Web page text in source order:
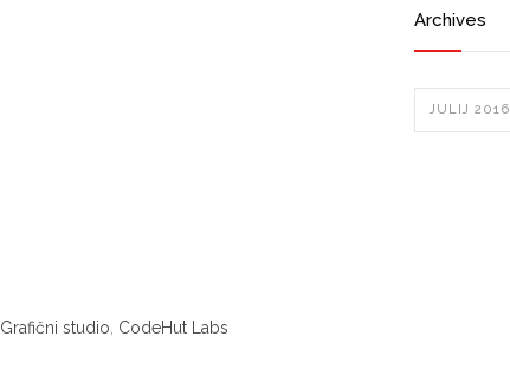
Archives
JULIJ 2016
Grafični studio CodeHut Labs